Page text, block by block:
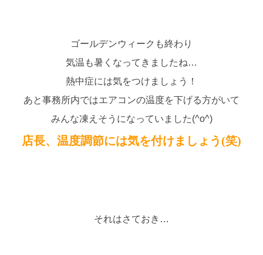
ゴールデンウィークも終わり
気温も暑くなってきましたね…
熱中症には気をつけましょう！
あと事務所内ではエアコンの温度を下げる方がいて
みんな凍えそうになっていました(^o^)
店長、温度調節には気を付けましょう(笑)
それはさておき…